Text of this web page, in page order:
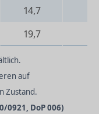
14,7
19,7
auf
Zustand.
0921, DoP 006)